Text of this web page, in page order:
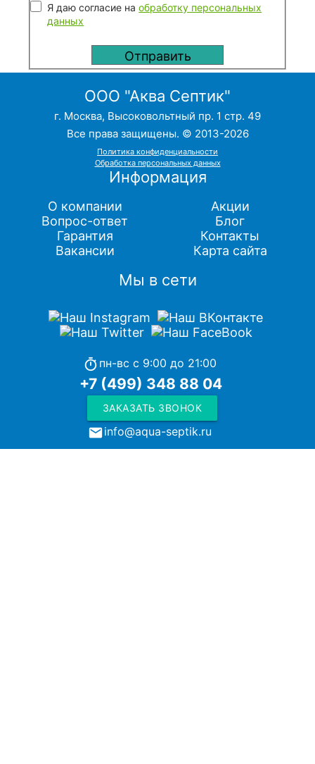
Я даю согласие наобработку персональных
данных
ООО "Аква Септик"
г. Москва, Высоковольтный пр. 1 стр. 49
Все права защищены. © 2013-2026
Политика конфиденциальности
Обработка персональных данных
Информация
О компании
Вопрос-ответ
Гарантия
Вакансии
Акции
Блог
Контакты
Карта сайта
Мы в сети
timer пн-вс с 9:00 до 21:00
+7 (499) 348 88 04
ЗАКАЗАТЬ ЗВОНОК
local_post_officeinfo@aqua-septik.ru